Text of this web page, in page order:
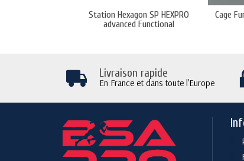
Station Hexagon SP HEXPRO
advanced Functional
Cage
Livraison rapide
En France et dans toute l'Europe